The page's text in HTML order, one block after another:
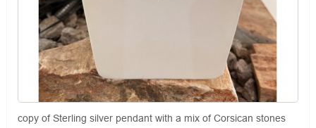
copy of Sterling silver pendant with a mix of Corsican stones